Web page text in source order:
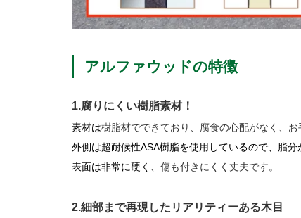
アルファウッドの特徴
1.腐りにくい樹脂素材！
素材は樹脂材でできており、腐食の心配がなく、お
外側は超耐候性ASA樹脂を使用しているので、脂分
表面は非常に硬く、 傷も付きにくく丈夫です。
2.細部まで再現したリアリティーある木目